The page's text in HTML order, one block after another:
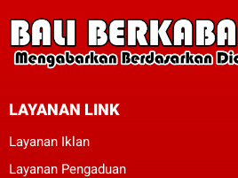
LAYANAN LINK
Layanan Iklan
Layanan Pengaduan